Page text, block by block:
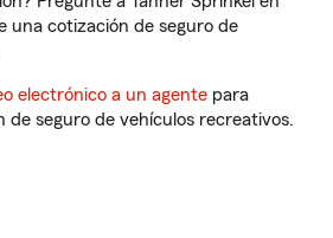
una cotización de seguro de
electrónico a un agente para
de seguro de vehículos recreativos.